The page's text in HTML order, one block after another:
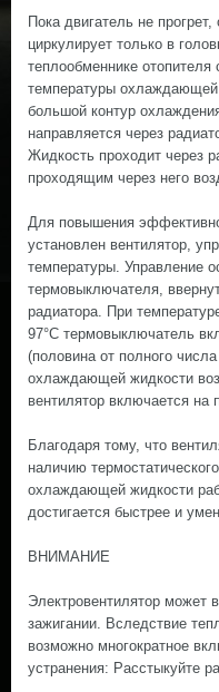
Пока двигатель не
циркулирует только в
теплообменнике
температуры охлаждающей
большой контур
направляется через
Жидкость проходит через
проходящим через него
Для повышения
установлен вентилятор,
температуры. Управление
термовыключателя,
радиатора. При
97°С термовыключатель
(половина от полного
охлаждающей жидкости
вентилятор включается на
Благодаря тому, что
наличию
охлаждающей жидкости
достигается быстрее и
ВНИМАНИЕ
Электровентилятор может
зажигании. Вследствие
возможно многократное
устранения: Расстыкуйте